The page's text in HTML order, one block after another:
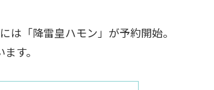
は「降雷皇ハモン」が予約開始。
す。